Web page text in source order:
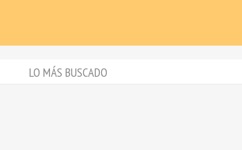
LO MÁS BUSCADO